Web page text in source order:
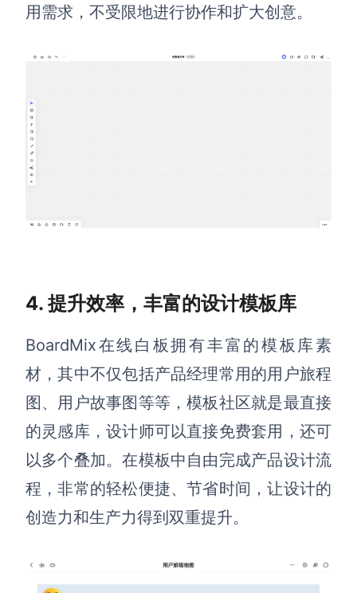
企业版申请试用
满足企业级团队协作和管理需求
帮助支持
用需求，不受限地进行协作和扩大创意。
4. 提升效率，丰富的设计模板库
BoardMix在线白板拥有丰富的模板库素
材，其中不仅包括产品经理常用的用户旅程
图、用户故事图等等，模板社区就是最直接
的灵感库，设计师可以直接免费套用，还可
以多个叠加。在模板中自由完成产品设计流
程，非常的轻松便捷、节省时间，让设计的
创造力和生产力得到双重提升。